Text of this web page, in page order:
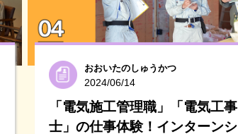
おおいたのしゅうかつ
2024/06/14
「電気施工管理職」「電気工事
士」の仕事体験！インターンシ